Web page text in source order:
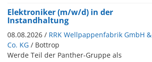
Elektroniker (m/w/d) in der
Instandhaltung
08.08.2026 / RRK Wellpappenfabrik GmbH &
Co. KG / Bottrop
Werde Teil der Panther-Gruppe als